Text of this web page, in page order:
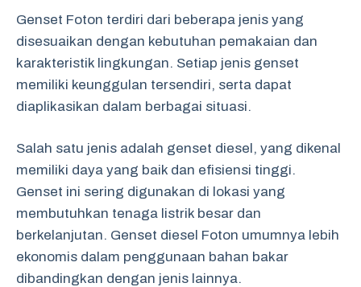
Genset Foton terdiri dari beberapa jenis yang
disesuaikan dengan kebutuhan pemakaian dan
karakteristik lingkungan. Setiap jenis genset
memiliki keunggulan tersendiri, serta dapat
diaplikasikan dalam berbagai situasi.
Salah satu jenis adalah genset diesel, yang dikenal
memiliki daya yang baik dan efisiensi tinggi.
Genset ini sering digunakan di lokasi yang
membutuhkan tenaga listrik besar dan
berkelanjutan. Genset diesel Foton umumnya lebih
ekonomis dalam penggunaan bahan bakar
dibandingkan dengan jenis lainnya.